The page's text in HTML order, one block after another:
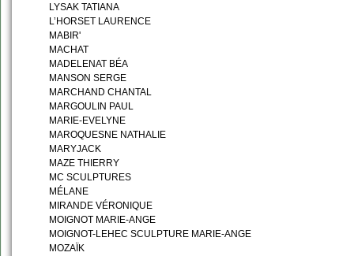
LYSAK TATIANA
L’HORSET LAURENCE
MABIR'
MACHAT
MADELENAT BÉA
MANSON SERGE
MARCHAND CHANTAL
MARGOULIN PAUL
MARIE-EVELYNE
MAROQUESNE NATHALIE
MARYJACK
MAZE THIERRY
MC SCULPTURES
MÉLANE
MIRANDE VÉRONIQUE
MOIGNOT MARIE-ANGE
MOIGNOT-LEHEC SCULPTURE MARIE-ANGE
MOZAÏK